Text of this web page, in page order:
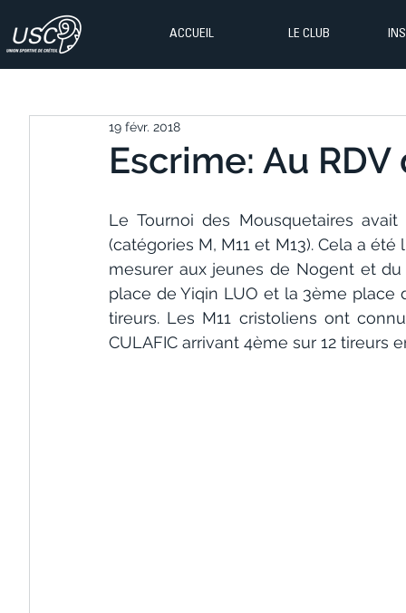
ACCUEIL LE CLUB
Escrime: Au
19 févr. 2018
Le Tournoi des Mousquetaires
(catégories M, M11 et M13). Cela a
mesurer aux jeunes de Nogent et
place de Yiqin LUO et la 3ème place
tireurs. Les M11 cristoliens ont
CULAFIC arrivant 4ème sur 12 tireurs